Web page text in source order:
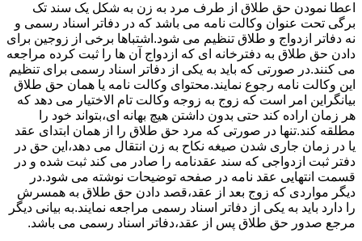
اعطا نمودن حق طلاق از طرف مرد به زن به شکل یک سند تک
برگی تحت عنوان وکالت نامه می باشد که در دفاتر اسناد رسمی و
نه دفاتر ازدواج و طلاق تنظیم می شود.اشتباها برخی از زوجین برای
دادن حق طلاق به دفترخانه ای که ازدواج آن ها را ثبت کرده مراجعه
می کنند.در صورتی که باید به یکی از دفاتر اسناد رسمی برای تنظیم
این وکالت نامه رجوع نمایند.محتوای وکالت نامه یا همان حق طلاق
بیانگراین امر است که زوج به زوجه وکالت تام الاختیار می دهد که
هر زمان اراده کند حتی بدون داشتن هیچ بهانه ای،بتواند خود را
مطلقه کند.تنها در صورتی که مرد حق طلاق را از همان ابتدای عقد
یا در زمان جاری شدن صیغه نکاح به زن انتقال می دهد،این حق در
دفتر ثبت ازدواجی که سند عقدنامه را صادر می کند ثبت شده و در
قسمت انتهایی عقد نامه در صفحه توضیحات نوشته می شود.در
دیگر مواردی که زوج بعد از عقد،قصد دادن حق طلاق به همسرش
را دارد باید به یکی از دفاتر اسناد رسمی مراجعه نمایند.به بیانی دیگر
مرجع صدور حق طلاق پس از عقد،دفاتر اسناد رسمی می باشد.